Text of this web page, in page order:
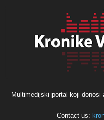
Multimedijski portal koji
Contact us: